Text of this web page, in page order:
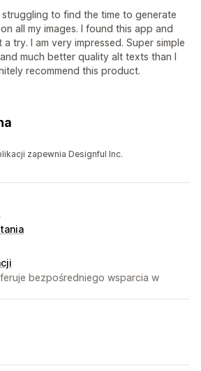
struggling to find the time to generate
all my images. I found this app and
try. I am very impressed. Super simple
much better quality alt texts than I
recommend this product.
zapewnia Designful Inc.
bezpośredniego wsparcia w